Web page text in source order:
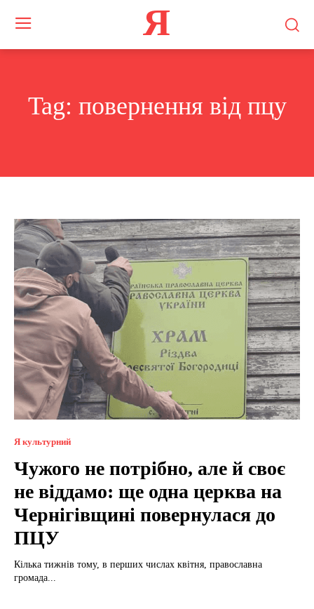
Я
Tag: повернення від пцу
Я культурний
Чужого не потрібно, але й своє
не віддамо: ще одна церква на
Чернігівщині повернулася до
ПЦУ
Кілька тижнів тому, в перших числах квітня, православна
громада...